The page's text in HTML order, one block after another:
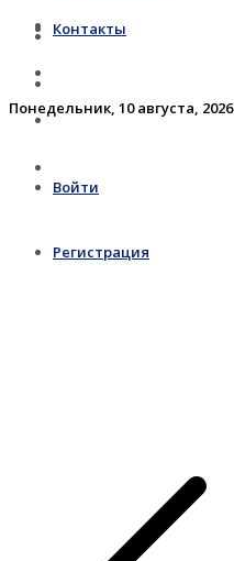
Контакты
Понедельник, 10 августа, 2026
Войти
Регистрация